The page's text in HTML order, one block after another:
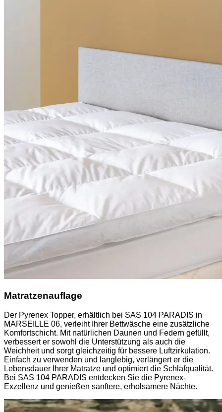
Matratzenauflage
Der Pyrenex Topper, erhältlich bei SAS 104 PARADIS in
MARSEILLE 06, verleiht Ihrer Bettwäsche eine zusätzliche
Komfortschicht. Mit natürlichen Daunen und Federn gefüllt,
verbessert er sowohl die Unterstützung als auch die
Weichheit und sorgt gleichzeitig für bessere Luftzirkulation.
Einfach zu verwenden und langlebig, verlängert er die
Lebensdauer Ihrer Matratze und optimiert die Schlafqualität.
Bei SAS 104 PARADIS entdecken Sie die Pyrenex-
Exzellenz und genießen sanftere, erholsamere Nächte.